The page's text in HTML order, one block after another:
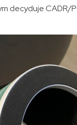
decyduje CADR/